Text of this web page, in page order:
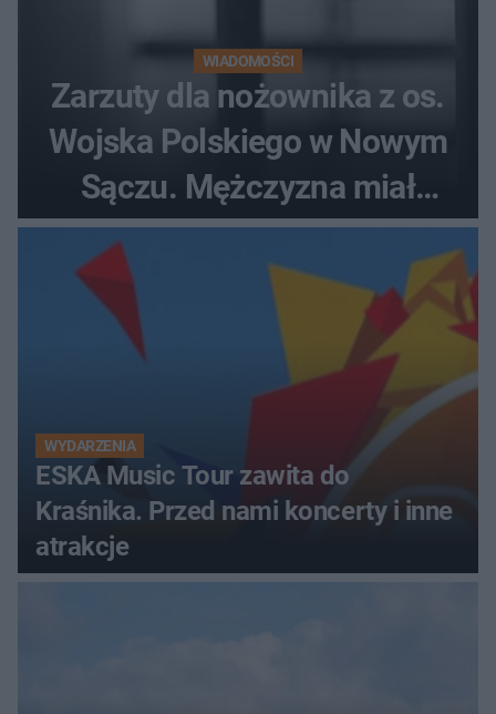
WIADOMOŚCI
Zarzuty dla nożownika z os.
Wojska Polskiego w Nowym
Sączu. Mężczyzna miał
wczesniej problemy z
prawem
WYDARZENIA
ESKA Music Tour zawita do
Kraśnika. Przed nami koncerty i inne
atrakcje